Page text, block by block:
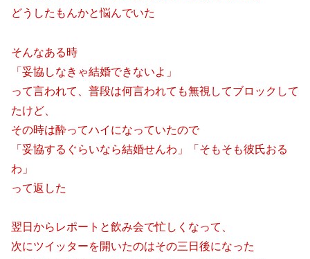
どうしたもんかと悩んでいた
そんなある時
「妥協しなきゃ結婚できないよ」
って言われて、普段は何言われても無視してブロックして
たけど、
その時は酔ってハイになっていたので
「妥協するぐらいなら結婚せんわ」「そもそも彼氏おる
わ」
って返した
翌日からレポートと飲み会で忙しくなって、
次にツイッターを開いたのはその三日後になった